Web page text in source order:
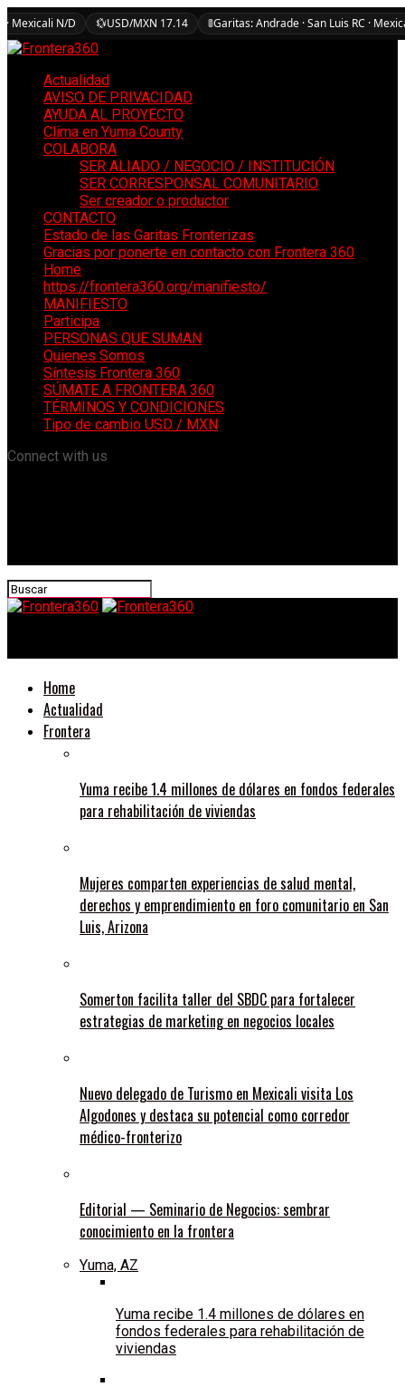
· Mexicali N/D 💱USD/MXN 17.14 🚦Garitas: Andrade · San Luis RC ·
Actualidad
AVISO DE PRIVACIDAD
AYUDA AL PROYECTO
Clima en Yuma County
COLABORA
SER ALIADO / NEGOCIO / INSTITUCIÓN
SER CORRESPONSAL COMUNITARIO
Ser creador o productor
CONTACTO
Estado de las Garitas Fronterizas
Gracias por ponerte en contacto con Frontera 360
Home
https://frontera360.org/manifiesto/
MANIFIESTO
Participa
PERSONAS QUE SUMAN
Quienes Somos
Síntesis Frontera 360
SÚMATE A FRONTERA 360
TÉRMINOS Y CONDICIONES
Tipo de cambio USD / MXN
Connect with us
Home
Actualidad
Frontera
Yuma recibe 1.4 millones de dólares en fondos federales
para rehabilitación de viviendas
Mujeres comparten experiencias de salud mental,
derechos y emprendimiento en foro comunitario en San
Luis, Arizona
Somerton facilita taller del SBDC para fortalecer
estrategias de marketing en negocios locales
Nuevo delegado de Turismo en Mexicali visita Los
Algodones y destaca su potencial como corredor
médico-fronterizo
Editorial — Seminario de Negocios: sembrar
conocimiento en la frontera
Yuma, AZ
Yuma recibe 1.4 millones de dólares en
fondos federales para rehabilitación de
viviendas